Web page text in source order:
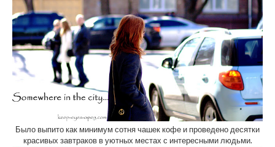
Было выпито как минимум сотня чашек кофе и проведено десятки
красивых завтраков в уютных местах с интересными людьми.